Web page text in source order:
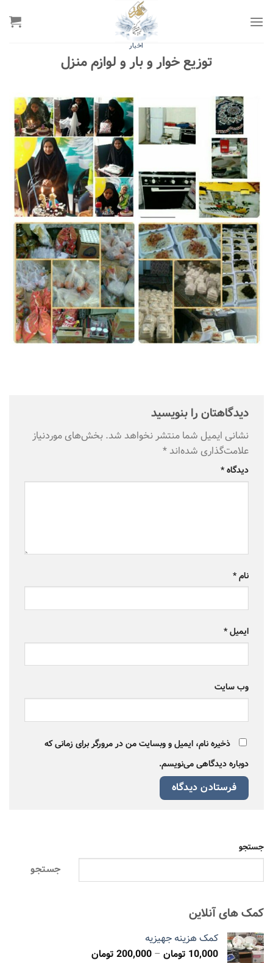
اخبار
توزیع خوار و بار و لوازم منزل
دیدگاهتان را بنویسید
نشانی ایمیل شما منتشر نخواهد شد. بخش‌های موردنیاز
علامت‌گذاری شده‌اند *
دیدگاه*
نام*
ایمیل*
وب‌ سایت
ذخیره نام، ایمیل و وبسایت من در مرورگر برای زمانی که
دوباره دیدگاهی می‌نویسم.
جستجو
جستجو
کمک های آنلاین
کمک هزینه جهیزیه
10,000 تومان –
200,000 تومان